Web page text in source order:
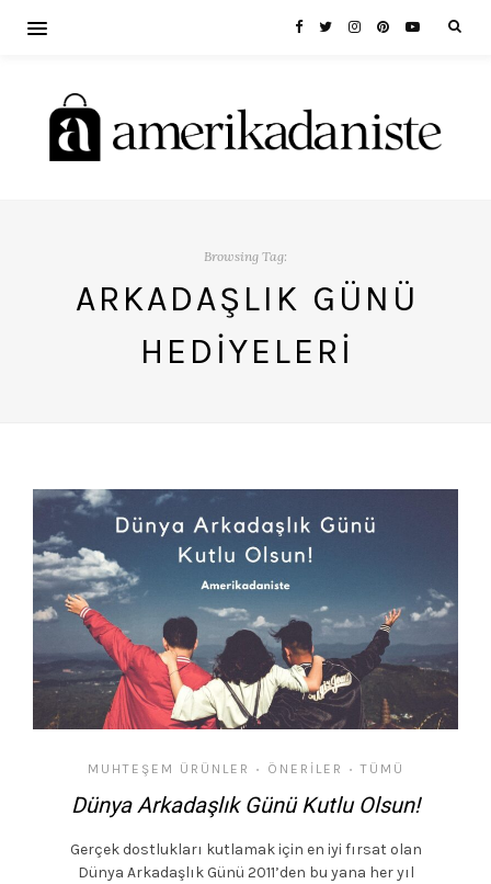
Browsing Tag:
ARKADAŞLIK GÜNÜ
HEDIYELERI
MUHTEŞEM ÜRÜNLER • ÖNERILER • TÜMÜ
Dünya Arkadaşlık Günü Kutlu Olsun!
Gerçek dostlukları kutlamak için en iyi fırsat olan
Dünya Arkadaşlık Günü 2011’den bu yana her yıl